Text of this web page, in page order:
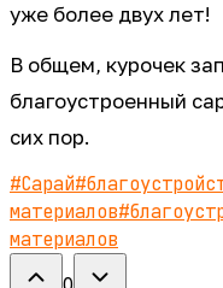
уже более двух лет!
В общем, курочек
благоустроенный
сих пор.
#Сарай#
материалов#
материалов